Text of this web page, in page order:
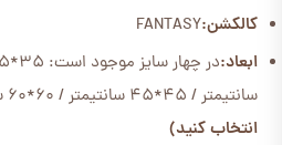
کالکشن:FANTASY
ابعاد:
سانتیمتر / 45*45 سانتیمتر / 60*60 سانتیمتر
انتخاب کنید)